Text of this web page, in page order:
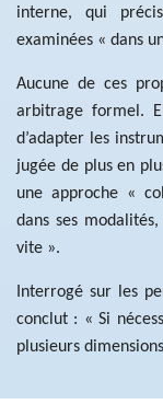
interne, qui
examinées « dans
Aucune de ces
arbitrage formel.
d’adapter les
jugée de plus en
une approche «
dans ses
vite ».
Interrogé sur les
conclut : « Si
plusieurs